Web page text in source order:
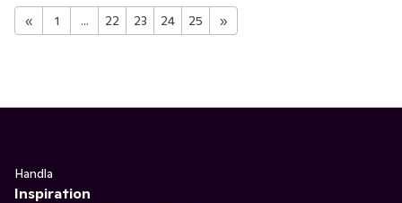
« 1 ... 22 23 24 25 »
Handla
Inspiration